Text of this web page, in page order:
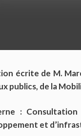
écrite de M.
publics, de la
:
et